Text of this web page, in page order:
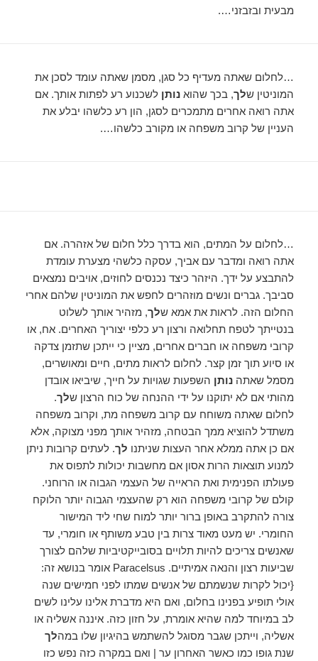
מבעית ובזבזני….
…לחלום שאתה מעדיף כל סגן, מסמן שאתה עומד לסכן את
המוניטין שלך, בכך שהואנותן לשכנוע רע לפתות אותך. אם
אתה רואה אחרים מתמכרים לסגן, הון רע כלשהו יבלע את
העניין של קרוב משפחה או מקורב כלשהו….
…לחלום על המתים, הוא בדרך כלל חלום של אזהרה. אם
אתה רואה ומדבר עם אביך, עסקה כלשהי מצערת עומדת
להתבצע על ידך. היזהר כיצד נכנסים לחוזים, אויבים נמצאים
סביבך. גברים ונשים מוזהרים לחפש את המוניטין שלהם אחרי
החלום הזה. לראות את אמא שלך, מזהיר אותך לשלוט
בנטייתך לטפח תחלואה ורצון רע כלפי יצוריך האחרים. אח, או
קרובי משפחה או חברים אחרים, מציין כי ייתכן שתזמן צדקה
או סיוע תוך זמן קצר. לחלום לראות מתים, חיים ומאושרים,
מסמל שאתהנותן השפעות שגויות על חייך, שיביאו אובדן
מהותי אם לא יתוקנו על ידי ההנחה של כוח הרצון שלך.
לחלום שאתה משוחח עם קרוב משפחה מת, וקרוב משפחה
משתדל להוציא ממך הבטחה, מזהיר אותך מפני מצוקה, אלא
אם כן אתה ממלא אחר העצות שניתנו לך. לעתים קרובות ניתן
למנוע תוצאות הרות אסון אם מחשבות יכולות לתפוס את
פעולתו הפנימית ואת הראייה של העצמי הגבוה או הרוחני.
קולם של קרובי משפחה הוא רק שהעצמי הגבוה יותר הלוקח
צורה להתקרב באופן ברור יותר למוח שחי ליד המישור
החומרי. יש מעט מאוד צרות בין טבע משותף או חומרי, עד
שאנשים צריכים להיות תלויים בסובייקטיביות שלהם לצורך
שביעות רצון והנאה אמיתיים. Paracelsus אומר בנושא זה:
{יכול לקרות שנשמתם של אנשים שמתו לפני חמישים שנה
אולי תופיע בפנינו בחלום, ואם היא מדברת אלינו עלינו לשים
לב במיוחד למה שהיא אומרת, על חזון כזה. איננה אשליה או
אשליה, וייתכן שגבר מסוגל להשתמש בהיגיון שלו במהלך
שנת גופו כמו כאשר האחרון ער | ואם במקרה כזה נפש כזו